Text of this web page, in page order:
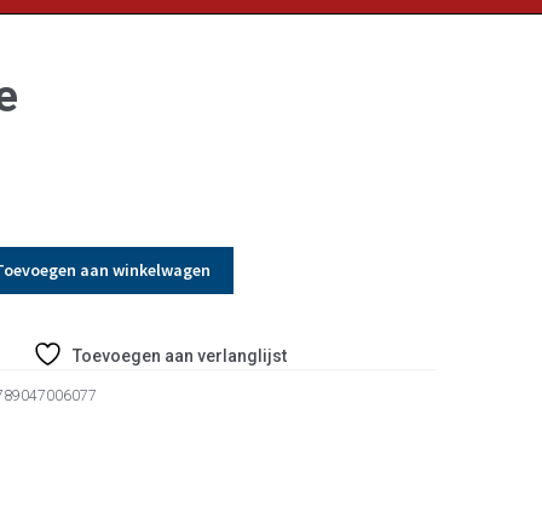
aan winkelwagen
Toevoegen aan verlanglijst